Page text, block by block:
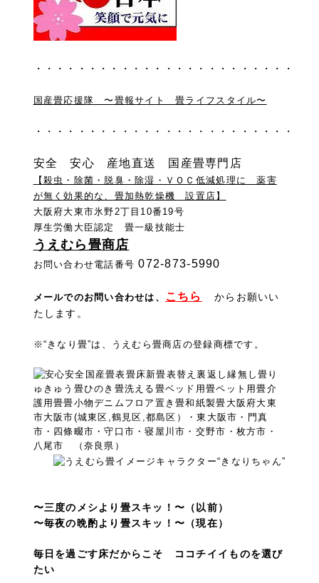
・・・・・・・・・・・・・・・・・・・・・・・・
国産畳応援隊 〜畳報サイト 畳ライフスタイル〜
・・・・・・・・・・・・・・・・・・・・・・・・
安全 安心 産地直送 国産畳専門店
【殺虫・除菌・脱臭・除湿・ＶＯＣ低減処理に 薬害
が無く効果的な、畳加熱乾燥機 設置店】
大阪府大東市氷野2丁目10番19号
厚生労働大臣認定 畳一級技能士
うえむら畳商店
お問い合わせ電話番号 072-873-5990
メールでのお問い合わせは 、 こちら
からお願いい
たします。
※“きなり畳”は、うえむら畳商店の登録商標です。
〜三度のメシより畳スキッ！〜（以前）
〜毎夜の晩酌より畳スキッ！〜（現在）
毎日を過ごす床だからこそ ココチイイものを選び
たい